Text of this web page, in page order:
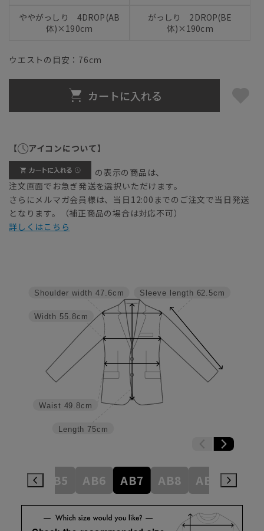
ややがっしり 4DROP(AB
体)×190cm
がっしり 2DROP(BE
体)×190cm
ウエストの目安： 76cm
カートに入れる
【 アイコンについて】
の表示の商品は、
注文画面でお急ぎ発送を選択いただけます。
さらにメルマガ会員様は、当日12:00までのご注文で当日発送
となります。（補正商品の場合は対応不可）
詳しくはこちら
Sleeve length 62.5cm
Length 75cm
Waist 49.8cm
Width 55.8cm
Shoulder width 47.6cm
AB5 AB6 AB7 AB8 AB9